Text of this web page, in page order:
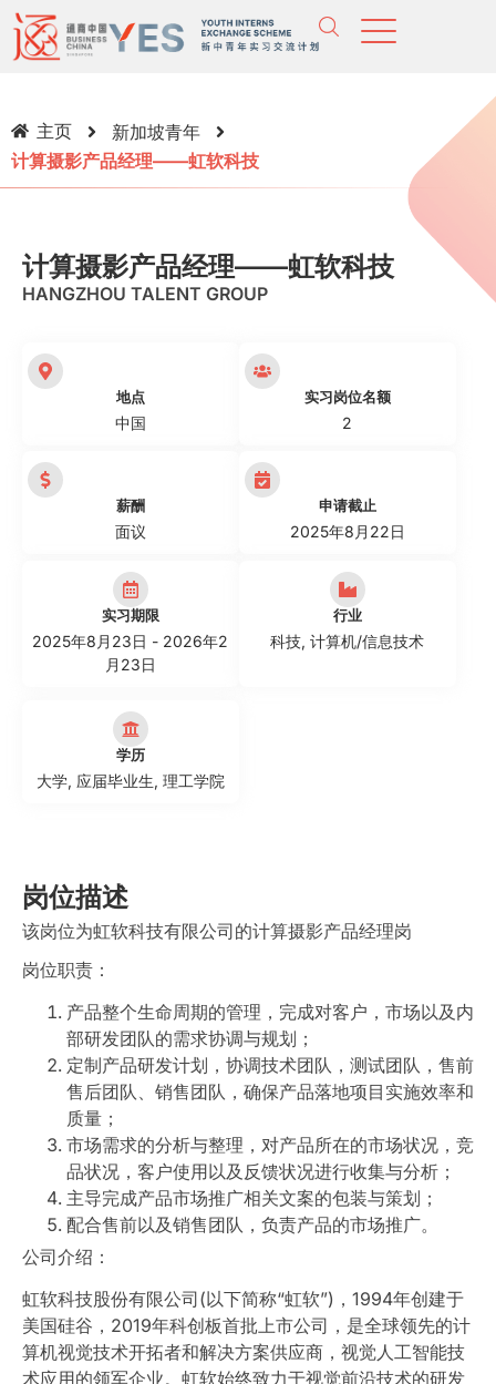
主页
新加坡青年
计算摄影产品经理——虹软科技
计算摄影产品经理——虹软科技
HANGZHOU TALENT GROUP
地点
中国
实习岗位名额
2
薪酬
面议
申请截止
2025年8月22日
实习期限
2025年8月23日 - 2026年2
月23日
行业
科技,计算机/信息技术
学历
大学, 应届毕业生, 理工学院
岗位描述
该岗位为虹软科技有限公司的计算摄影产品经理岗
岗位职责：
产品整个生命周期的管理，完成对客户，市场以及内
部研发团队的需求协调与规划；
定制产品研发计划，协调技术团队，测试团队，售前
售后团队、销售团队，确保产品落地项目实施效率和
质量；
市场需求的分析与整理，对产品所在的市场状况，竞
品状况，客户使用以及反馈状况进行收集与分析；
主导完成产品市场推广相关文案的包装与策划；
配合售前以及销售团队，负责产品的市场推广。
公司介绍：
虹软科技股份有限公司(以下简称“虹软”)，1994年创建于
美国硅谷，2019年科创板首批上市公司，是全球领先的计
算机视觉技术开拓者和解决方案供应商，视觉人工智能技
术应用的领军企业。虹软始终致力于视觉前沿技术的研发